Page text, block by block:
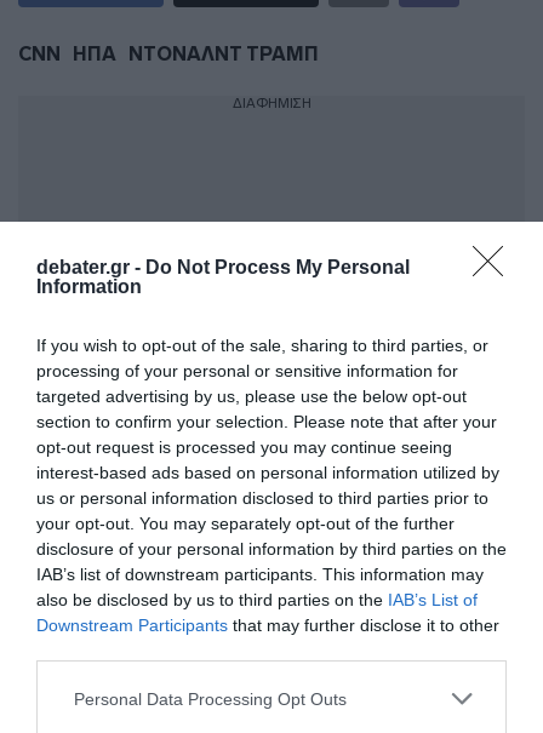
debater.gr - Do Not Process My Personal
Information
If you wish to opt-out of the sale, sharing to third parties, or
processing of your personal or sensitive information for
targeted advertising by us, please use the below opt-out
section to confirm your selection. Please note that after your
opt-out request is processed you may continue seeing
interest-based ads based on personal information utilized by
us or personal information disclosed to third parties prior to
your opt-out. You may separately opt-out of the further
disclosure of your personal information by third parties on the
IAB’s list of downstream participants. This information may
also be disclosed by us to third parties on the IAB’s List of
Downstream Participants that may further disclose it to other
Please note that this website/app uses one or more Google
Personal Data Processing Opt Outs
CNN ΗΠΑ ΝΤΟΝΑΛΝΤ ΤΡΑΜΠ
ΔΙΑΦΗΜΙΣΗ
ΣΧΟΛΙΑ